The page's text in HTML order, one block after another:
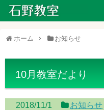
ホーム お知らせ
10月教室だより
2018/11/1 お知らせ